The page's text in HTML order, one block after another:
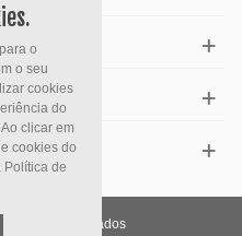
direitos reservados
o
o seu
cookies
do
clicar em
cookies do
Política de